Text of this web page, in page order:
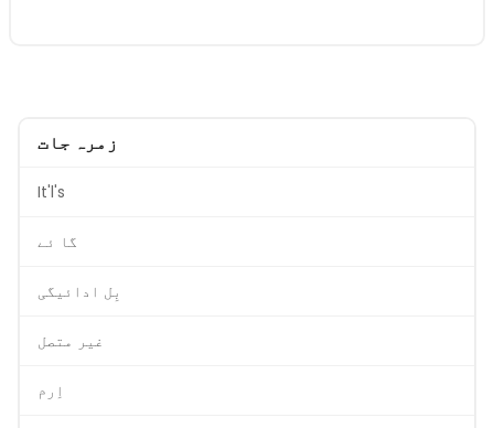
زمرہ جات
It'l's
گا ئے
بِل ادائیگی
غیر متصل
اِرم